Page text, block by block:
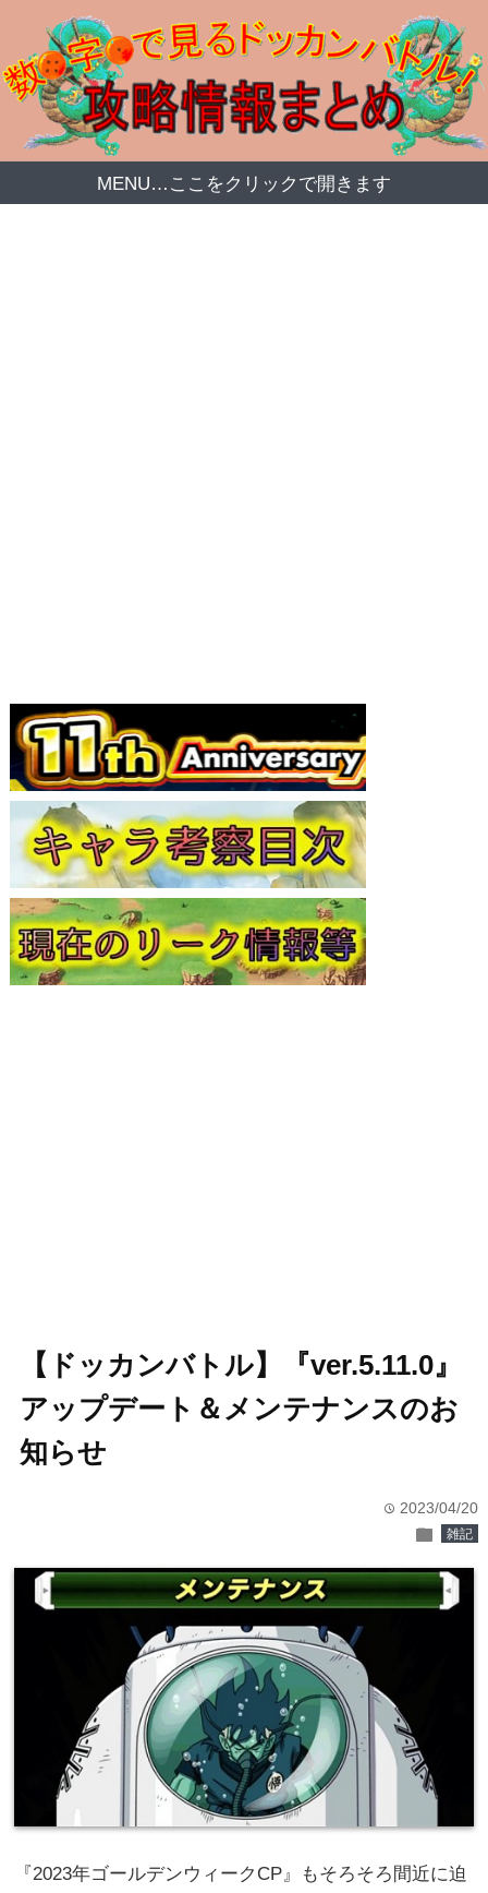
MENU…ここをクリックで開きます
【ドッカンバトル】『ver.5.11.0』
アップデート＆メンテナンスのお
知らせ
time 2023/04/20
folder 雑記
『2023年ゴールデンウィークCP』もそろそろ間近に迫